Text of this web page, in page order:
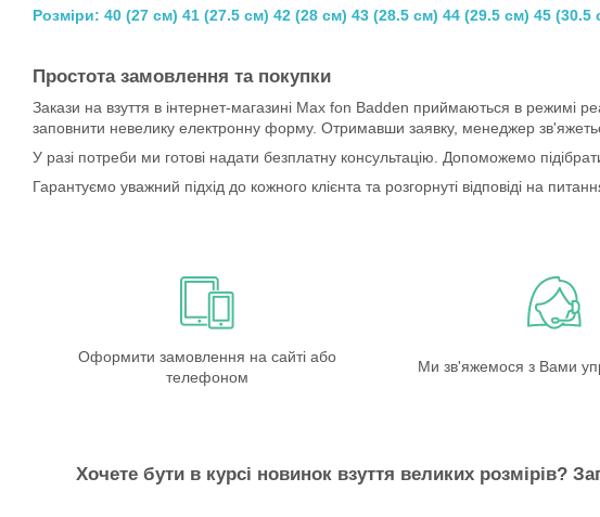
Розміри: 40 (27 см) 41 (27.5 см) 42 (28 см) 43 (28.5 см) 44 (29.5 см) 45 (30.5
Простота замовлення та покупки
Закази на взуття в інтернет-магазині Max fon Badden приймаються в режимі
заповнити невелику електронну форму. Отримавши заявку, менеджер
У разі потреби ми готові надати безплатну консультацію. Допоможемо
Гарантуємо уважний підхід до кожного клієнта та розгорнуті відповіді на
Оформити замовлення на сайті або
телефоном
Ми зв'яжемося з Вами
Хочете бути в курсі новинок взуття великих розмірів?